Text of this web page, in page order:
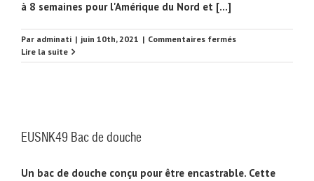
à 8 semaines pour l'Amérique du Nord et [...]
Par adminati | juin 10th, 2021 | Commentaires ferméssur
Baignoires
Lire la suite
EUSNK49 Bac de douche
Un bac de douche conçu pour être encastrable. Cette